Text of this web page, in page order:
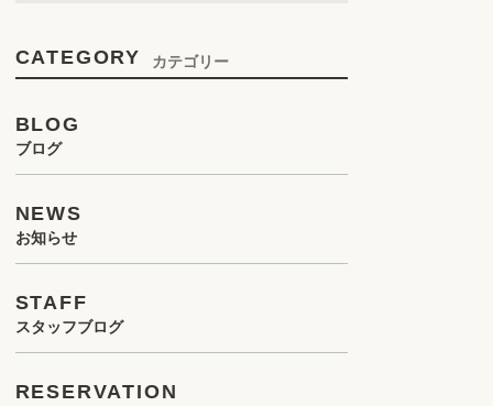
CATEGORY カテゴリー
BLOG
ブログ
NEWS
お知らせ
STAFF
スタッフブログ
RESERVATION